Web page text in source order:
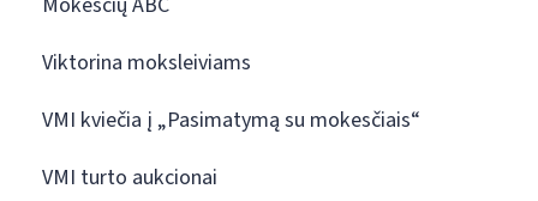
Viktorina moksleiviams
VMI kviečia į „Pasimatymą su mokesčiais“
VMI turto aukcionai